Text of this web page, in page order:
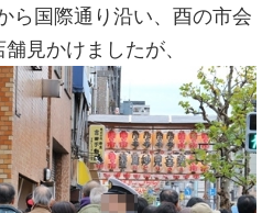
ら国際通り沿い、酉の市会
見かけましたが、